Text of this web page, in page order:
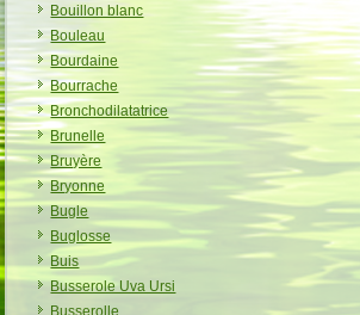
Bouillon blanc
Bouleau
Bourdaine
Bourrache
Bronchodilatatrice
Brunelle
Bruyère
Bryonne
Bugle
Buglosse
Buis
Busserole Uva Ursi
Busserolle